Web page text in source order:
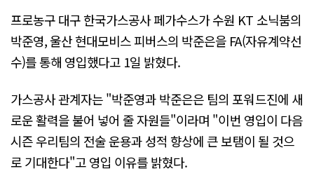
프로농구 대구 한국가스공사 페가수스가 수원 KT 소닉붐의
박준영, 울산 현대모비스 피버스의 박준은을 FA(자유계약선
수)를 통해 영입했다고 1일 밝혔다.
가스공사 관계자는 "박준영과 박준은은 팀의 포워드진에 새
로운 활력을 불어 넣어 줄 자원들"이라며 "이번 영입이 다음
시즌 우리팀의 전술 운용과 성적 향상에 큰 보탬이 될 것으
로 기대한다"고 영입 이유를 밝혔다.